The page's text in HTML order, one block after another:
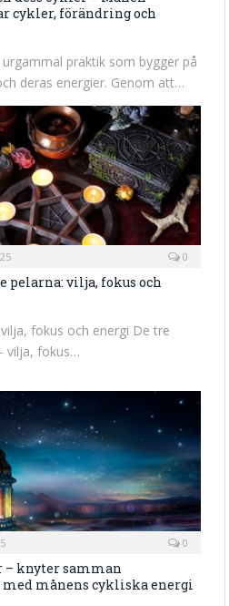
cykler, förändring och
praktik som bygger på
deras energier. Genom att…
0
pelarna: vilja, fokus och
fokus och energi De tre
vilja, fokus…
0
knyter samman
månens cykliska energi